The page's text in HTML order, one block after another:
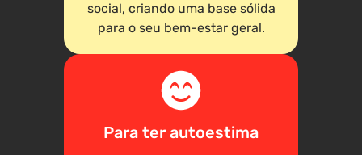
social, criando uma base sólida
para o seu bem-estar geral.
Para ter autoestima